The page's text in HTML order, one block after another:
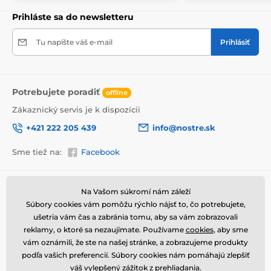
nezabudneme na krabicu umiestniť informáciu
o krehkom tovare, čo znižuje mieru poškodenia počas
Výhody obrazov na plátne
g/m
(zmes polyesteru a bavlny).
Tlač je prostredníctvom moderných plotrov, tie
zabezpečia sýtosť farieb (12-16 pass, ink density 200).
Nepotrebnosť ďalšieho rámu.
Prihláste sa do newsletteru
Tu napíšte váš e-mail Prihlásiť
Potrebujete poradiť offline
Zákaznický servis je k dispozícii
+421 222 205 439
info@nostre.sk
Sme tiež na: Facebook
Informácie o nákupe
Obchodné a reklamačné
podmienky
Ochrana osobných údajov
Doprava a platba
Užitočné informácie
Často kladené otázky
Magazín
Kontakty
Na Vašom súkromí nám záleží
Súbory cookies vám pomôžu rýchlo nájsť to, čo potrebujete,
ušetria vám čas a zabránia tomu, aby sa vám zobrazovali
reklamy, o ktoré sa nezaujímate. Používame cookies, aby sme
vám oznámili, že ste na našej stránke, a zobrazujeme produkty
podľa vašich preferencií. Súbory cookies nám pomáhajú zlepšiť
váš vylepšený zážitok z prehliadania.